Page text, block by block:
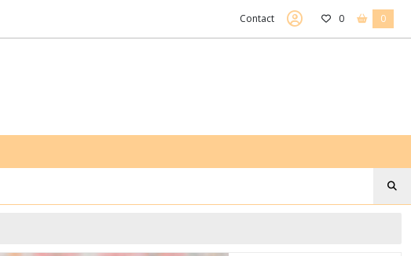
Contact 0 0